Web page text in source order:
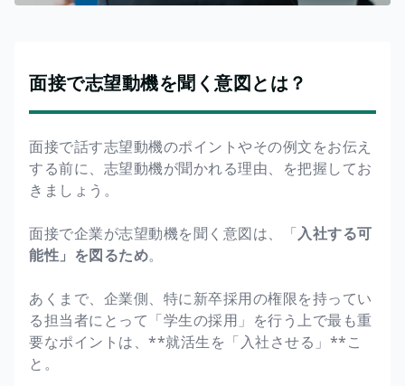
面接で志望動機を聞く意図とは？
面接で話す志望動機のポイントやその例文をお伝え
する前に、志望動機が聞かれる理由、を把握してお
きましょう。
面接で企業が志望動機を聞く意図は、「入社する可
能性」を図るため。
あくまで、企業側、特に新卒採用の権限を持ってい
る担当者にとって「学生の採用」を行う上で最も重
要なポイントは、**就活生を「入社させる」**こ
と。